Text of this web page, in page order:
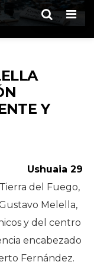
Y
Ushuaia 29
del Fuego,
Melella,
y del centro
encabezado
Fernández.